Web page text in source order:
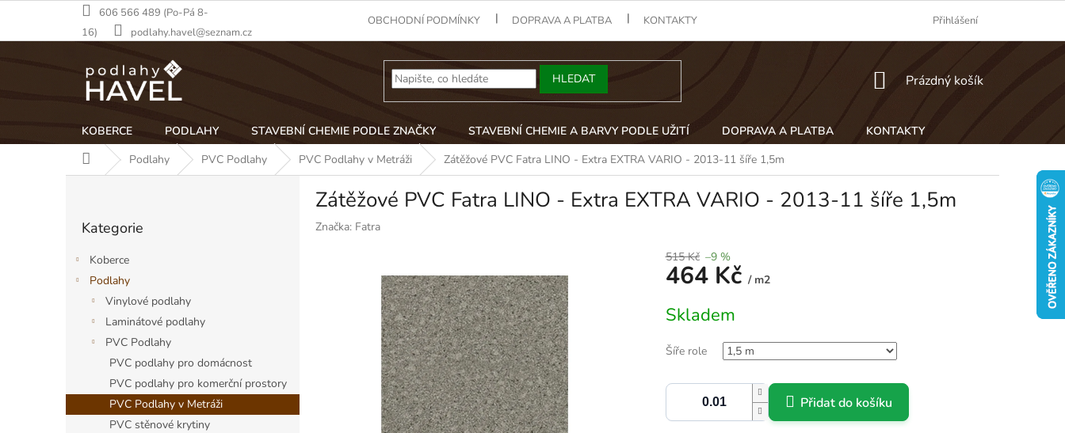
obsah
606 566 489 (Po-Pá 8-
16)
podlahy.havel@seznam.cz
OBCHODNÍ PODMÍNKY DOPRAVA A PLATBA KONTAKTY Přihlášení
HLEDAT
NÁKUPNÍ
Prázdný košík
KOBERCE PODLAHY STAVEBNÍ CHEMIE PODLE ZNAČKY STAVEBNÍ CHEMIE A BARVY PODLE UŽITÍ DOPRAVA A PLATBA
KONTAKTY
Domů Podlahy PVC Podlahy PVC Podlahy v Metráži Zátěžové PVC Fatra LINO - Extra EXTRA VARIO - 2013-11 šíře 1,5m
e
l
kategorie
Kategorie
Koberce
Podlahy
Vinylové podlahy
Laminátové podlahy
PVC Podlahy
PVC podlahy pro domácnost
PVC podlahy pro komerční prostory
PVC Podlahy v Metráži
PVC stěnové krytiny
Zátěžové PVC Fatra LINO - Extra EXTRA VARIO - 2013-11 šíře 1,5m
Značka: Fatra
515 Kč –9 %
464 Kč / m2
cena:
Skladem
Šíře role
Přidat do košíku